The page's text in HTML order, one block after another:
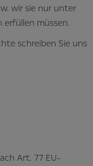
wir sie nur unter
müssen.
schreiben Sie uns
Art. 77 EU-